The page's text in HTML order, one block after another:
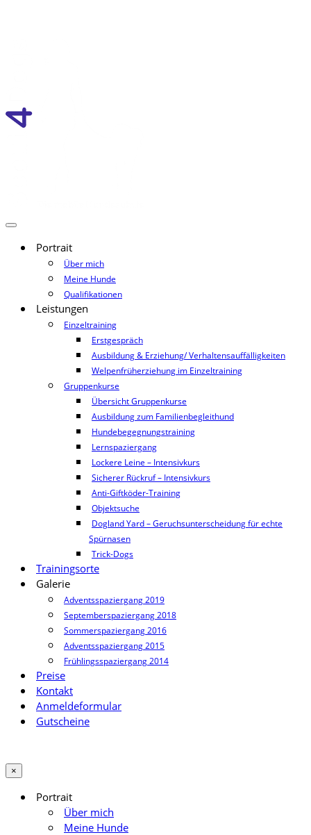
Portrait
Über mich
Meine Hunde
Qualifikationen
Leistungen
Einzeltraining
Erstgespräch
Ausbildung & Erziehung/ Verhaltensauffälligkeiten
Welpenfrüherziehung im Einzeltraining
Gruppenkurse
Übersicht Gruppenkurse
Ausbildung zum Familienbegleithund
Hundebegegnungstraining
Lernspaziergang
Lockere Leine – Intensivkurs
Sicherer Rückruf – Intensivkurs
Anti-Giftköder-Training
Objektsuche
Dogland Yard – Geruchsunterscheidung für echte
Spürnasen
Trick-Dogs
Trainingsorte
Galerie
Adventsspaziergang 2019
Septemberspaziergang 2018
Sommerspaziergang 2016
Adventsspaziergang 2015
Frühlingsspaziergang 2014
Preise
Kontakt
Anmeldeformular
Gutscheine
×
Portrait
Über mich
Meine Hunde